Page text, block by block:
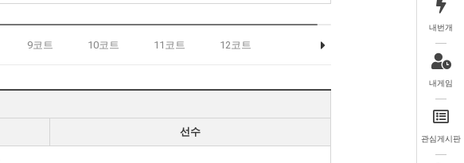
9코트 10코트 11코트 12코트
선수
내번개
내게임
관심게시판